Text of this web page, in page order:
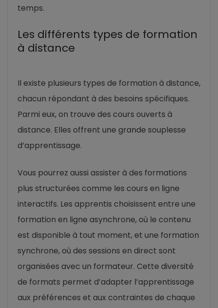
temps.
Les différents types de formation
à distance
Il existe plusieurs types de formation à distance,
chacun répondant à des besoins spécifiques.
Parmi eux, on trouve des cours ouverts à
distance. Elles offrent une grande souplesse
d’apprentissage.
Vous pourrez aussi assister à des formations
plus structurées comme les cours en ligne
interactifs. Les apprentis choisissent entre une
formation en ligne asynchrone, où le contenu
est disponible à tout moment, et une formation
synchrone, où des sessions en direct sont
organisées avec un formateur. Cette diversité
de formats permet d’adapter l’apprentissage
aux préférences et aux contraintes de chaque